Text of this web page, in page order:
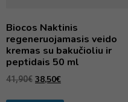
Biocos Naktinis
regeneruojamasis veido
kremas su bakučioliu ir
peptidais 50 ml
41,90€ 38,50€